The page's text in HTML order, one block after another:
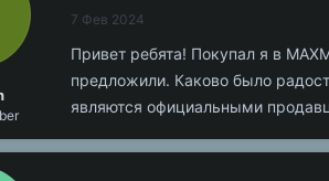
7 Фев 2024
Привет ребята! Покупал я в
предложили. Каково было
являются официальными